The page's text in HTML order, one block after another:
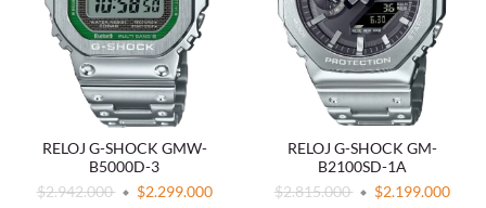
RELOJ G-SHOCK GMW-
B5000D-3
$2.942.000
$2.299.000
RELOJ G-SHOCK GM-
B2100SD-1A
$2.815.000
$2.199.000